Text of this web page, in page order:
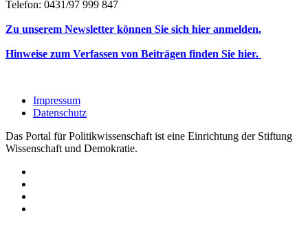
Telefon: 0431/97 999 847
Zu unserem Newsletter können Sie sich hier anmelden.
Hinweise zum Verfassen von Beiträgen finden Sie hier.
Impressum
Datenschutz
Das Portal für Politikwissenschaft ist eine Einrichtung der Stiftung
Wissenschaft und Demokratie.